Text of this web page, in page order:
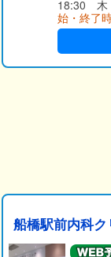
医、指導医。内
18:30 木
始・終了
船橋駅前内科ク